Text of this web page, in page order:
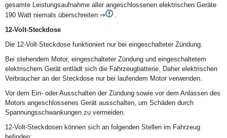
gesamte Leistungsaufnahme aller angeschlossenen elektrischen Geräte
190 Watt niemals überschreiten ⇒
12-Volt-Steckdose
Die 12-Volt-Steckdose funktioniert nur bei eingeschalteter Zündung.
Bei stehendem Motor, eingeschalteter Zündung und eingeschaltetem
elektrischem Gerät entlädt sich die Fahrzeugbatterie. Daher elektrischen
Verbraucher an der Steckdose nur bei laufendem Motor verwenden.
Vor dem Ein- oder Ausschalten der Zündung sowie vor dem Anlassen des
Motors angeschlossenes Gerät ausschalten, um Schäden durch
Spannungsschwankungen zu vermeiden.
12-Volt-Steckdosen können sich an folgenden Stellen im Fahrzeug